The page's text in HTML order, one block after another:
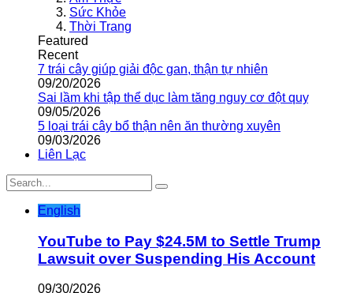
Sức Khỏe
Thời Trang
Featured
Recent
7 trái cây giúp giải độc gan, thận tự nhiên
09/20/2026
Sai lầm khi tập thể dục làm tăng nguy cơ đột quỵ
09/05/2026
5 loại trái cây bổ thận nên ăn thường xuyên
09/03/2026
Liên Lạc
English
YouTube to Pay $24.5M to Settle Trump
Lawsuit over Suspending His Account
09/30/2026